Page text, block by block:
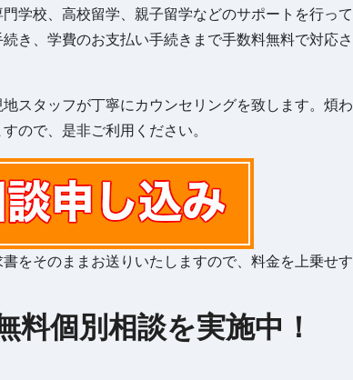
学校、高校留学、親子留学などのサポートを行って
き、学費のお支払い手続きまで手数料無料で対応さ
スタッフが丁寧にカウンセリングを致します。煩わ
ので、是非ご利用ください。
をそのままお送りいたしますので、料金を上乗せす
個別相談を実施中！